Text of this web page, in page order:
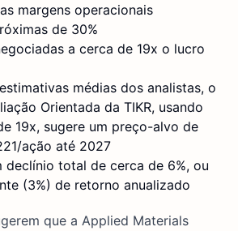
margens operacionais
de 30%
a cerca de 19x o lucro
médias dos analistas, o
Orientada da TIKR, usando
19x, sugere um preço-alvo de
ação até 2027
declínio total de cerca de 6%, ou
(3%) de retorno anualizado
que a Applied Materials